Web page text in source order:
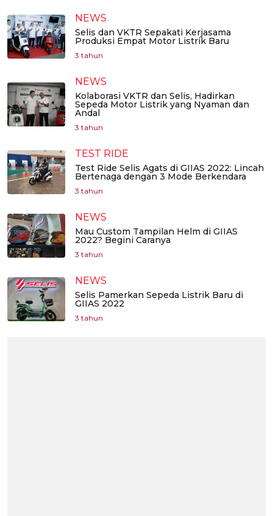
NEWS
Selis dan VKTR Sepakati Kerjasama
Produksi Empat Motor Listrik Baru
3 tahun
NEWS
Kolaborasi VKTR dan Selis, Hadirkan
Sepeda Motor Listrik yang Nyaman dan
Andal
3 tahun
TEST RIDE
Test Ride Selis Agats di GIIAS 2022: Lincah
Bertenaga dengan 3 Mode Berkendara
3 tahun
NEWS
Mau Custom Tampilan Helm di GIIAS
2022? Begini Caranya
3 tahun
NEWS
Selis Pamerkan Sepeda Listrik Baru di
GIIAS 2022
3 tahun